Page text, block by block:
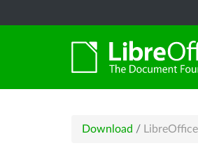
Download /